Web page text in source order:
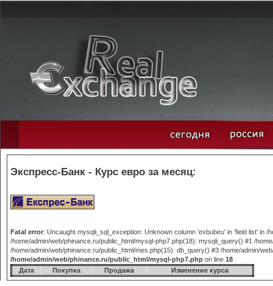
Экспресс-Банк - Курс евро за месяц:
Fatal error: Uncaught mysqli_sql_exception: Unknown column 'exbubeu' in 'field list' in
/home/admin/web/phinance.ru/public_html/mysql-php7.php(18): mysqli_query() #1 /
/home/admin/web/phinance.ru/public_html/mes.php(15): db_query() #3 /home/admin/
/home/admin/web/phinance.ru/public_html/mysql-php7.php on line 18
Дата
Покупка Продажа Изменение курса